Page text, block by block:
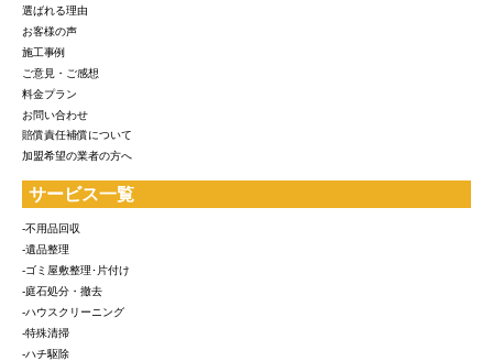
選ばれる理由
お客様の声
施工事例
ご意見・ご感想
料金プラン
お問い合わせ
賠償責任補償について
加盟希望の業者の方へ
サービス一覧
-不用品回収
-遺品整理
-ゴミ屋敷整理･片付け
-庭石処分・撤去
-ハウスクリーニング
-特殊清掃
-ハチ駆除